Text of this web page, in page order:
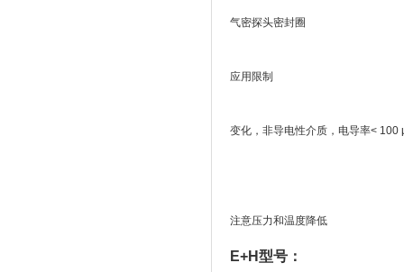
气密探头密封圈
应用限制
变化，非导电性介质，电导率< 100
注意压力和温度降低
E+H型号：